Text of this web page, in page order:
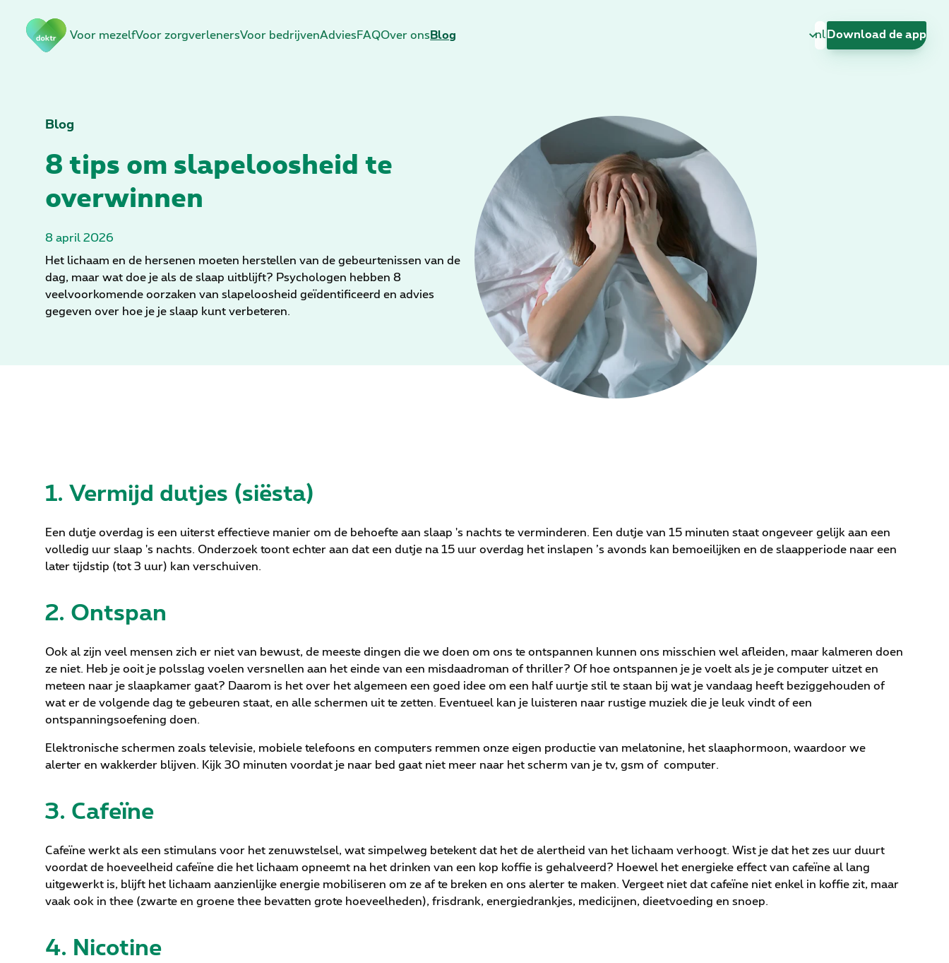
Voor mezelfVoor zorgverlenersVoor bedrijvenAdvies FAQOver ons Blog
Taal wijzigen
Download de app
Blog
8 tips om slapeloosheid te
overwinnen
8 april 2026
Het lichaam en de hersenen moeten herstellen van de gebeurtenissen van de
dag, maar wat doe je als de slaap uitblijft? Psychologen hebben 8
veelvoorkomende oorzaken van slapeloosheid geïdentificeerd en advies
gegeven over hoe je je slaap kunt verbeteren.
1. Vermijd dutjes (siësta)
Een dutje overdag is een uiterst effectieve manier om de behoefte aan slaap 's nachts te verminderen. Een dutje van 15 minuten staat ongeveer gelijk aan een
volledig uur slaap 's nachts. Onderzoek toont echter aan dat een dutje na 15 uur overdag het inslapen ’s avonds kan bemoeilijken en de slaapperiode naar een
later tijdstip (tot 3 uur) kan verschuiven.
2. Ontspan
Ook al zijn veel mensen zich er niet van bewust, de meeste dingen die we doen om ons te ontspannen kunnen ons misschien wel afleiden, maar kalmeren doen
ze niet. Heb je ooit je polsslag voelen versnellen aan het einde van een misdaadroman of thriller? Of hoe ontspannen je je voelt als je je computer uitzet en
meteen naar je slaapkamer gaat? Daarom is het over het algemeen een goed idee om een half uurtje stil te staan bij wat je vandaag heeft beziggehouden of
wat er de volgende dag te gebeuren staat, en alle schermen uit te zetten. Eventueel kan je luisteren naar rustige muziek die je leuk vindt of een
ontspanningsoefening doen.
Elektronische schermen zoals televisie, mobiele telefoons en computers remmen onze eigen productie van melatonine, het slaaphormoon, waardoor we
alerter en wakkerder blijven. Kijk 30 minuten voordat je naar bed gaat niet meer naar het scherm van je tv, gsm of computer.
3. Cafeïne
Cafeïne werkt als een stimulans voor het zenuwstelsel, wat simpelweg betekent dat het de alertheid van het lichaam verhoogt. Wist je dat het zes uur duurt
voordat de hoeveelheid cafeïne die het lichaam opneemt na het drinken van een kop koffie is gehalveerd? Hoewel het energieke effect van cafeïne al lang
uitgewerkt is, blijft het lichaam aanzienlijke energie mobiliseren om ze af te breken en ons alerter te maken. Vergeet niet dat cafeïne niet enkel in koffie zit, maar
vaak ook in thee (zwarte en groene thee bevatten grote hoeveelheden), frisdrank, energiedrankjes, medicijnen, dieetvoeding en snoep.
4. Nicotine